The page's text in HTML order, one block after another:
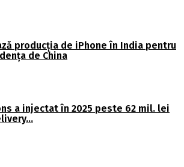
producția de iPhone în India pentru
de China
a injectat în 2025 peste 62 mil. lei